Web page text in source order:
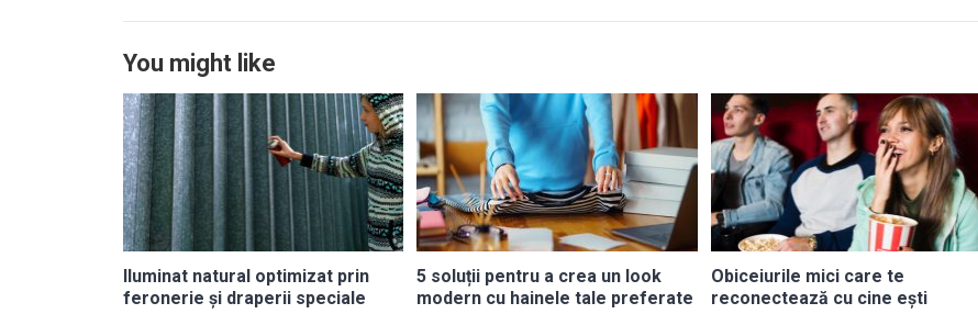
You might like
Iluminat natural optimizat prin
feronerie și draperii speciale
5 soluții pentru a crea un look
modern cu hainele tale preferate
Obiceiurile mici care te
reconectează cu cine ești